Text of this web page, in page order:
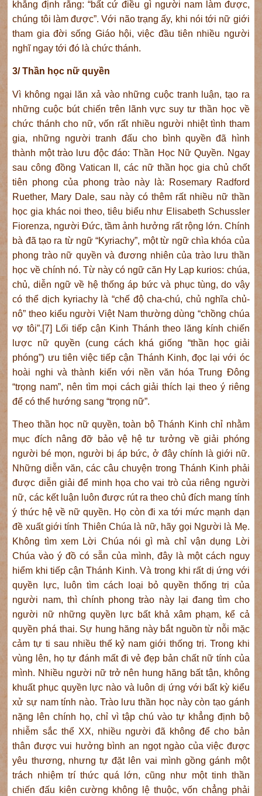
khẳng định rằng: “bất cứ điều gì người nam làm được,
chúng tôi làm được”. Với não trạng ấy, khi nói tới nữ giới
tham gia đời sống Giáo hội, việc đầu tiên nhiều người
nghĩ ngay tới đó là chức thánh.
3/ Thần học nữ quyền
Vì không ngại lăn xả vào những cuộc tranh luận, tạo ra
những cuộc bút chiến trên lãnh vực suy tư thần học về
chức thánh cho nữ, vốn rất nhiều người nhiệt tình tham
gia, những người tranh đấu cho bình quyền đã hình
thành một trào lưu độc đáo: Thần Học Nữ Quyền. Ngay
sau công đồng Vatican II, các nữ thần học gia chủ chốt
tiên phong của phong trào này là: Rosemary Radford
Ruether, Mary Dale, sau này có thêm rất nhiều nữ thần
học gia khác noi theo, tiêu biểu như Elisabeth Schussler
Fiorenza, người Đức, tầm ảnh hưởng rất rộng lớn. Chính
bà đã tạo ra từ ngữ “Kyriachy”, một từ ngữ chìa khóa của
phong trào nữ quyền và đương nhiên của trào lưu thần
học về chính nó. Từ này có ngữ căn Hy Lạp kurios: chúa,
chủ, diễn ngữ về hệ thống áp bức và phục tùng, do vậy
có thể dịch kyriachy là “chế độ cha-chú, chủ nghĩa chủ-
nô” theo kiểu người Việt Nam thường dùng “chồng chúa
vợ tôi”.[7] Lối tiếp cận Kinh Thánh theo lăng kính chiến
lược nữ quyền (cung cách khá giống “thần học giải
phóng”) ưu tiên việc tiếp cận Thánh Kinh, đọc lại với óc
hoài nghi và thành kiến với nền văn hóa Trung Đông
“trọng nam”, nên tìm mọi cách giải thích lại theo ý riêng
để có thể hướng sang “trọng nữ”.
Theo thần học nữ quyền, toàn bộ Thánh Kinh chỉ nhằm
mục đích nâng đỡ bảo vệ hệ tư tưởng về giải phóng
người bé mọn, người bị áp bức, ở đây chính là giới nữ.
Những diễn văn, các câu chuyện trong Thánh Kinh phải
được diễn giải để minh họa cho vai trò của riêng người
nữ, các kết luận luôn được rút ra theo chủ đích mang tính
ý thức hệ về nữ quyền. Họ còn đi xa tới mức mạnh dạn
đề xuất giới tính Thiên Chúa là nữ, hãy gọi Người là Mẹ.
Không tìm xem Lời Chúa nói gì mà chỉ vận dụng Lời
Chúa vào ý đồ có sẵn của mình, đây là một cách nguy
hiểm khi tiếp cận Thánh Kinh. Và trong khi rất dị ứng với
quyền lực, luôn tìm cách loại bỏ quyền thống trị của
người nam, thì chính phong trào này lại đang tìm cho
người nữ những quyền lực bất khả xâm phạm, kể cả
quyền phá thai. Sự hung hăng này bắt nguồn từ nỗi mặc
cảm tự ti sau nhiều thế kỷ nam giới thống trị. Trong khi
vùng lên, họ tự đánh mất đi vẻ đẹp bản chất nữ tính của
mình. Nhiều người nữ trở nên hung hăng bất tận, không
khuất phục quyền lực nào và luôn dị ứng với bất kỳ kiểu
xử sự nam tính nào. Trào lưu thần học này còn tạo gánh
nặng lên chính họ, chỉ vì tập chú vào tự khẳng định bộ
nhiễm sắc thể XX, nhiều người đã không để cho bản
thân được vui hưởng bình an ngọt ngào của việc được
yêu thương, nhưng tự đặt lên vai mình gồng gánh một
trách nhiệm trí thức quá lớn, cũng như một tinh thần
chiến đấu kiên cường không lệ thuộc, vốn chẳng phải